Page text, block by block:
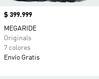
Precio
$ 399.999
MEGARIDE
Originals
7 colores
Envío Gratis